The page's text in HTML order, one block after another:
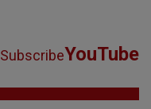
SubscribeYouTube